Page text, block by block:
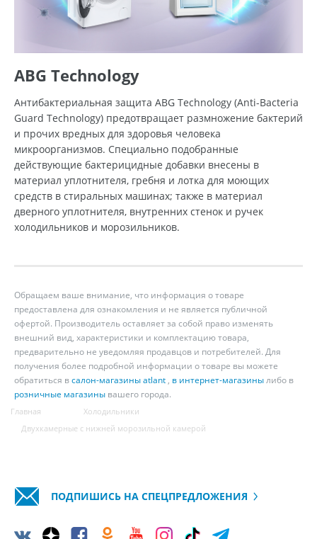
ABG Technology
Антибактериальная защита ABG Technology (Anti-Bacteria
Guard Technology) предотвращает размножение бактерий
и прочих вредных для здоровья человека
микроорганизмов. Специально подобранные
действующие бактерицидные добавки внесены в
материал уплотнителя, гребня и лотка для моющих
средств в стиральных машинах; также в материал
дверного уплотнителя, внутренних стенок и ручек
холодильников и морозильников.
Обращаем ваше внимание, что информация о товаре
предоставлена для ознакомления и не является публичной
офертой. Производитель оставляет за собой право изменять
внешний вид, характеристики и комплектацию товара,
предварительно не уведомляя продавцов и потребителей. Для
получения более подробной информации о товаре вы можете
обратиться всалон-магазины atlant , в интернет-магазинылибо в
розничные магазины вашего города.
Главная
Холодильники
Двухкамерные с нижней морозильной камерой
ПОДПИШИСЬ НА СПЕЦПРЕДЛОЖЕНИЯ